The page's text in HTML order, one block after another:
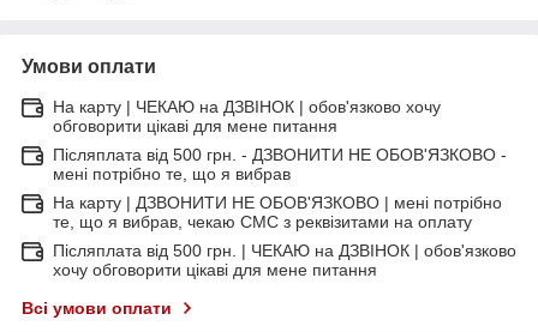
Умови оплати
На карту | ЧЕКАЮ на ДЗВІНОК | обов'язково хочу
обговорити цікаві для мене питання
Післяплата від 500 грн. - ДЗВОНИТИ НЕ ОБОВ'ЯЗКОВО -
мені потрібно те, що я вибрав
На карту | ДЗВОНИТИ НЕ ОБОВ'ЯЗКОВО | мені потрібно
те, що я вибрав, чекаю СМС з реквізитами на оплату
Післяплата від 500 грн. | ЧЕКАЮ на ДЗВІНОК | обов'язково
хочу обговорити цікаві для мене питання
Всі умови оплати